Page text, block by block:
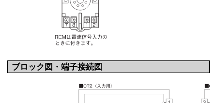
ブロック図・端子接続図